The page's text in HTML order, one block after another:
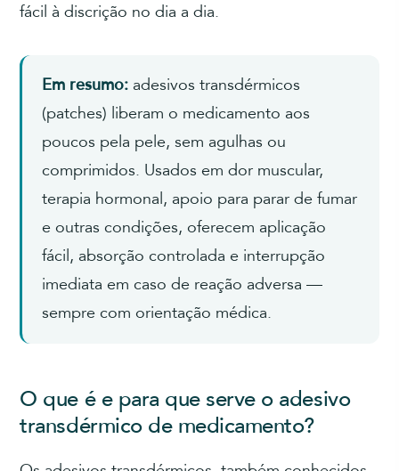
fácil à discrição no dia a dia.
Em resumo: adesivos transdérmicos
(patches) liberam o medicamento aos
poucos pela pele, sem agulhas ou
comprimidos. Usados em dor muscular,
terapia hormonal, apoio para parar de fumar
e outras condições, oferecem aplicação
fácil, absorção controlada e interrupção
imediata em caso de reação adversa —
sempre com orientação médica.
O que é e para que serve o adesivo
transdérmico de medicamento?